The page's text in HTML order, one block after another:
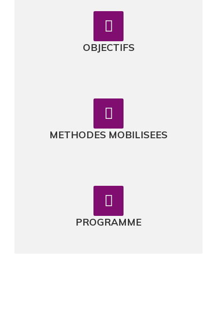
OBJECTIFS
METHODES MOBILISEES
PROGRAMME